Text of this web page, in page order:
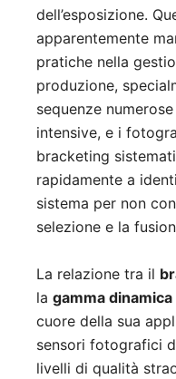
dell’esposizione.
apparentemente
pratiche nella
produzione,
sequenze
intensive, e i
bracketing
rapidamente a
sistema per non
selezione e la
La relazione tra il
la gamma dinamica
cuore della sua
sensori fotografici
livelli di qualità